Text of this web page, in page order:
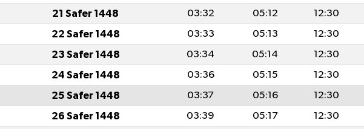
21 Safer 1448 03:32 05:12 12:30
22 Safer 1448 03:33 05:13 12:30
23 Safer 1448 03:34 05:14 12:30
24 Safer 1448 03:36 05:15 12:30
25 Safer 1448 03:37 05:16 12:30
26 Safer 1448 03:39 05:17 12:30